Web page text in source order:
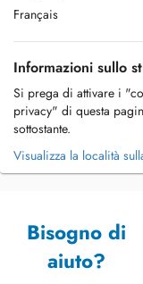
Français
Informazioni sullo
Si prega di attivare i
privacy" di questa
sottostante.
Visualizza la località
Bisogno di
aiuto?